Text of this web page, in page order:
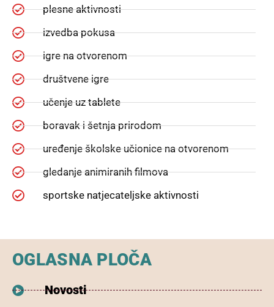
plesne aktivnosti
izvedba pokusa
igre na otvorenom
društvene igre
učenje uz tablete
boravak i šetnja prirodom
uređenje školske učionice na otvorenom
gledanje animiranih filmova
sportske natjecateljske aktivnosti
OGLASNA PLOČA
Novosti